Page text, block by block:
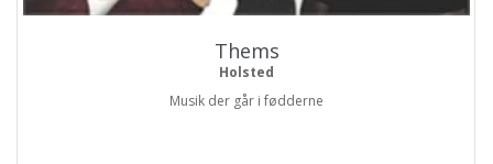
Thems
Holsted
Musik der går i fødderne